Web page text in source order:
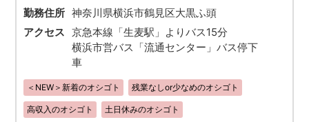
勤務住所 神奈川県横浜市鶴見区大黒ふ頭
アクセス
京急本線「生麦駅」よりバス15分
横浜市営バス「流通センター」バス停下
車
＜NEW＞新着のオシゴト 残業なしor少なめのオシゴト
高収入のオシゴト 土日休みのオシゴト